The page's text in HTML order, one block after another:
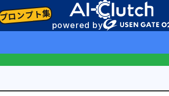
ロンプト集
powered by